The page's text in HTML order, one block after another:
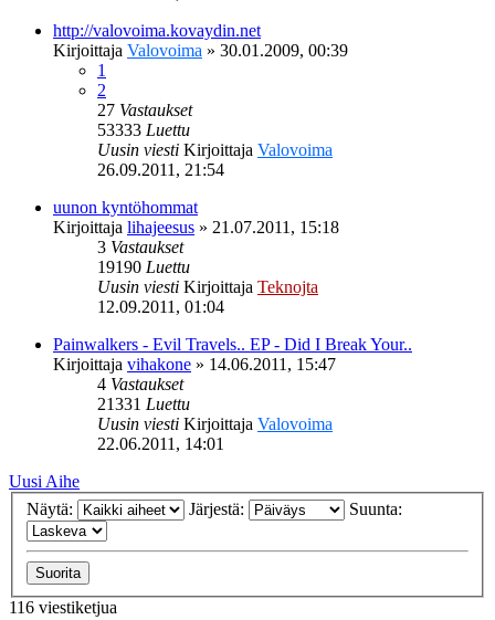
http://valovoima.kovaydin.net
Kirjoittaja Valovoima » 30.01.2009, 00:39
1
2
27 Vastaukset
53333 Luettu
Uusin viesti Kirjoittaja Valovoima
26.09.2011, 21:54
uunon kyntöhommat
Kirjoittaja lihajeesus » 21.07.2011, 15:18
3 Vastaukset
19190 Luettu
Uusin viesti Kirjoittaja Teknojta
12.09.2011, 01:04
Painwalkers - Evil Travels.. EP - Did I Break Your..
Kirjoittaja vihakone » 14.06.2011, 15:47
4 Vastaukset
21331 Luettu
Uusin viesti Kirjoittaja Valovoima
22.06.2011, 14:01
Uusi Aihe
Näytä:
Järjestä: Suunta:
116 viestiketjua